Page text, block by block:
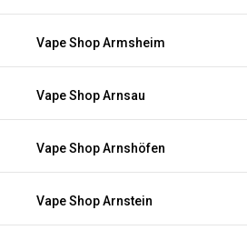
Vape Shop Armsheim
Vape Shop Arnsau
Vape Shop Arnshöfen
Vape Shop Arnstein